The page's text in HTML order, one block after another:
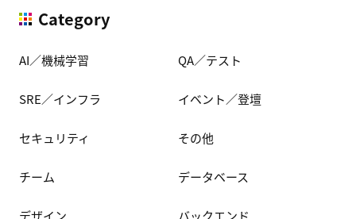
Category
AI／機械学習 QA／テスト
SRE／インフラ イベント／登壇
セキュリティ その他
チーム データベース
デザイン バックエンド